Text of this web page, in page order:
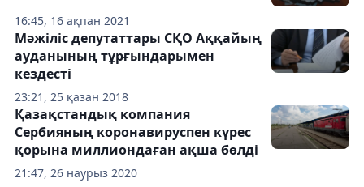
16:45, 16 ақпан 2021
23:21, 25 қазан 2018
Мәжіліс депутаттары СҚО Аққайың
ауданының тұрғындарымен
кездесті
21:47, 26 наурыз 2020
Қазақстандық компания
Сербияның коронавируспен күрес
қорына миллиондаған ақша бөлді